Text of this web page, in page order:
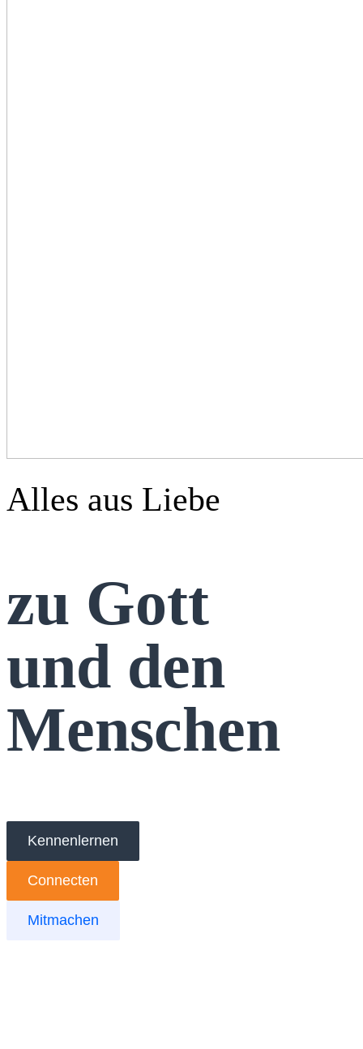
Alles aus Liebe
zu Gott
und den
Menschen
Kennenlernen
Connecten
Mitmachen